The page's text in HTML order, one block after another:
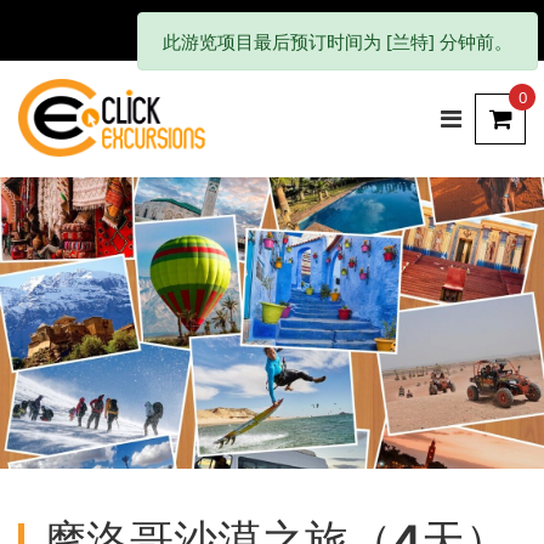
0
此游览项目最后预订时间为 [兰特] 分钟前。